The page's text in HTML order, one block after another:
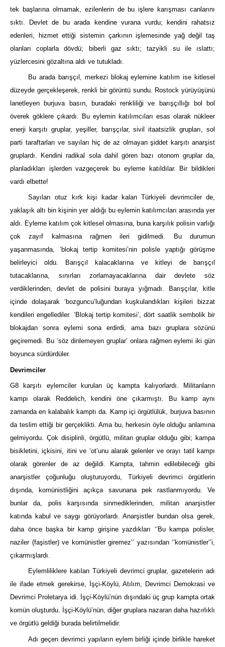
tek başlarına olmamak, ezilenlerin de bu işlere karışması canlarını
sıktı. Devlet de bu arada kendine vurana vurdu; kendini rahatsız
edenleri, hizmet ettiği sistemin çarkının işlemesinde yağ değil taş
olanları coplarla dövdü; biberli gaz sıktı; tazyikli su ile ıslattı;
yüzlercesini gözaltına aldı ve tutukladı.
Bu arada barışçıl, merkezi blokaj eylemine katılım ise kitlesel
düzeyde gerçekleşerek, renkli bir görüntü sundu. Rostock yürüyüşünü
lanetleyen burjuva basın, buradaki renkliliği ve barışçıllığı bol bol
överek göklere çıkardı. Bu eylemin katılımcıları esas olarak nükleer
enerji karşıtı gruplar, yeşiller, barışçılar, sivil itaatsizlik grupları, sol
parti taraftarları ve sayıları hiç de az olmayan şiddet karşıtı anarşist
gruplardı. Kendini radikal sola dahil gören bazı otonom gruplar da,
planladıkları işlerden vazgeçerek bu eyleme katıldılar. Bir bildikleri
vardı elbette!
Sayıları otuz kırk kişi kadar kalan Türkiyeli devrimciler de,
yaklaşık altı bin kişinin yer aldığı bu eylemin katılımcıları arasında yer
aldı. Eyleme katılım çok kitlesel olmasına, buna karşılık polisin varlığı
çok zayıf kalmasına rağmen ileri gidilmedi. Bu durumun
yaşanmasında, ‘blokaj tertip komitesi’nin polisle yaptığı görüşme
belirleyici oldu. Barışçıl kalacaklarına ve kitleyi de barışçıl
tutacaklarına, sınırları zorlamayacaklarına dair devlete söz
verdiklerinden, devlet de polisini buraya yığmadı. Barışçılar, kitle
içinde dolaşarak ‘bozguncu’luğundan kuşkulandıkları kişileri bizzat
kendileri engellediler. ‘Blokaj tertip komitesi’, dört saatlik sembolik bir
blokajdan sonra eylemi sona erdirdi, ama bazı gruplara sözünü
geçiremedi. Bu ‘söz dinlemeyen gruplar’ onlara rağmen eylemi iki gün
boyunca sürdürdüler.
Devrimciler
G8 karşıtı eylemciler kurulan üç kampta kalıyorlardı. Militanların
kampı olarak Reddelich, kendini öne çıkarmıştı. Bu kamp aynı
zamanda en kalabalık kamptı da. Kamp içi örgütlülük, burjuva basının
da teslim ettiği bir gerçeklikti. Ama bu, herkesin öyle olduğu anlamına
gelmiyordu. Çok disiplinli, örgütlü, militan gruplar olduğu gibi; kampa
bisikletini, içkisini, itini ve ‘ot’unu alarak gelenler ve orayı tatil kampı
olarak görenler de az değildi. Kampta, tahmin edilebileceği gibi
anarşistler çoğunluğu oluşturuyordu, Türkiyeli devrimci örgütlerin
dışında, komünistliğini açıkça savunana pek rastlanmıyordu. Ve
bunlar da, polis karşısında sinmediklerinden, militan anarşistler
katında kabul ve saygı görüyorlardı. Anarşistler bundan olsa gerek,
daha önce başka bir kamp girişine yazdıkları ‘’Bu kampa polisler,
naziler (faşistler) ve komünistler giremez’’ yazısından ‘’komünistler’’i,
çıkarmışlardı.
Eylemliliklere katılan Türkiyeli devrimci gruplar, gazetelerin adı
ile ifade etmek gerekirse, İşçi-Köylü, Atılım, Devrimci Demokrasi ve
Devrimci Proletarya idi. İşçi-Köylü’nün dışındaki üç grup kampta ortak
komün oluşturdu. İşçi-Köylü’nün, diğer gruplara nazaran daha hazırlıklı
ve örgütlü geldiği burada belirtilmelidir.
Adı geçen devrimci yapıların eylem birliği içinde birlikle hareket